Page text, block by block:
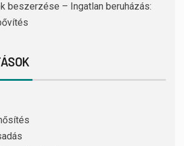
beszerzése – Ingatlan beruházás: